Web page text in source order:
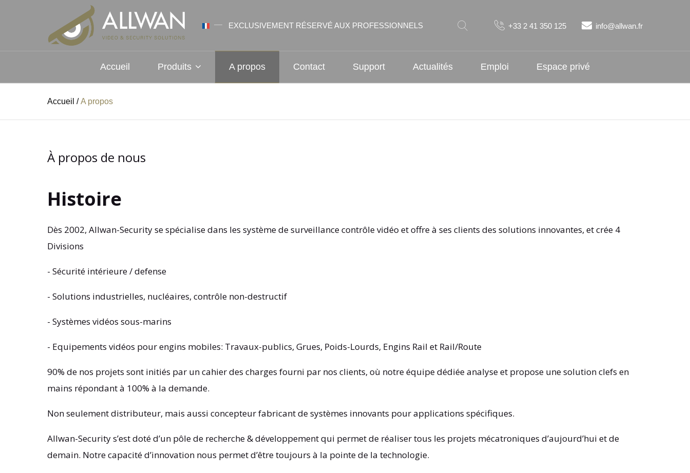
EXCLUSIVEMENT RÉSERVÉ AUX PROFESSIONNELS +33 2 41 350 125 info@allwan.fr
Accueil Produits A propos Contact Support Actualités Emploi Espace privé
Accueil / A propos
À propos de nous
Histoire
Dès 2002, Allwan-Security se spécialise dans les système de surveillance contrôle vidéo et offre à ses clients des solutions innovantes, et crée 4
Divisions
- Sécurité intérieure / defense
- Solutions industrielles, nucléaires, contrôle non-destructif
- Systèmes vidéos sous-marins
- Equipements vidéos pour engins mobiles: Travaux-publics, Grues, Poids-Lourds, Engins Rail et Rail/Route
90% de nos projets sont initiés par un cahier des charges fourni par nos clients, où notre équipe dédiée analyse et propose une solution clefs en
mains répondant à 100% à la demande.
Non seulement distributeur, mais aussi concepteur fabricant de systèmes innovants pour applications spécifiques.
Allwan-Security s’est doté d’un pôle de recherche & développement qui permet de réaliser tous les projets mécatroniques d’aujourd’hui et de
demain. Notre capacité d’innovation nous permet d’être toujours à la pointe de la technologie.